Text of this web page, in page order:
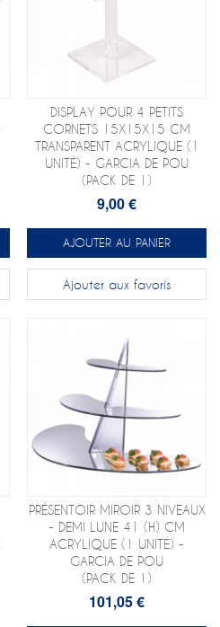
DISPLAY POUR 4 PETITS
CORNETS 15X15X15 CM
TRANSPARENT ACRYLIQUE (1
UNITÉ) - GARCIA DE POU
(PACK DE 1)
9,00 €
AJOUTER AU PANIER
Ajouter aux favoris
PRÉSENTOIR MIROIR 3 NIVEAUX
- DEMI LUNE 41 (H) CM
ACRYLIQUE (1 UNITÉ) -
GARCIA DE POU
(PACK DE 1)
101,05 €